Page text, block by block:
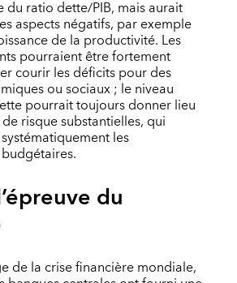
du ratio dette/PIB, mais aurait
aspects négatifs, par exemple
de la productivité. Les
pourraient être fortement
courir les déficits pour des
ou sociaux ; le niveau
pourrait toujours donner lieu
risque substantielles, qui
les
du
de la crise financière mondiale,